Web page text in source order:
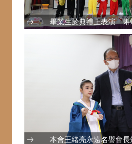
畢業生於典禮上表演「蝌
本會王緒亮永遠名譽會